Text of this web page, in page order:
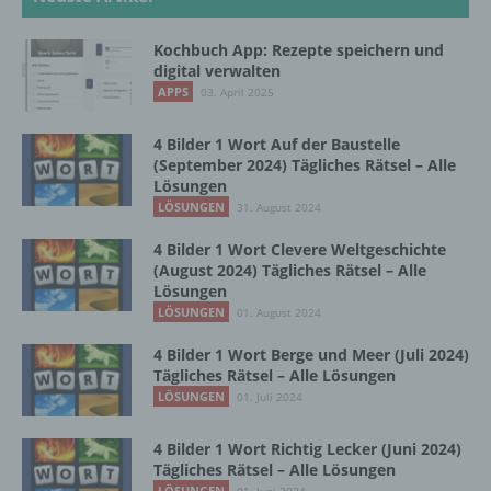
Kochbuch App: Rezepte speichern und
digital verwalten
APPS 03. April 2025
4 Bilder 1 Wort Auf der Baustelle
(September 2024) Tägliches Rätsel – Alle
Lösungen
LÖSUNGEN 31. August 2024
4 Bilder 1 Wort Clevere Weltgeschichte
(August 2024) Tägliches Rätsel – Alle
Lösungen
LÖSUNGEN 01. August 2024
4 Bilder 1 Wort Berge und Meer (Juli 2024)
Tägliches Rätsel – Alle Lösungen
LÖSUNGEN 01. Juli 2024
4 Bilder 1 Wort Richtig Lecker (Juni 2024)
Tägliches Rätsel – Alle Lösungen
automatisierter Verfahren ausgeführte
Zusammenhang mit personenbezogenen
Daten wie das Erheben, das Erfassen, die
Organisation, das Ordnen, die Speicherung,
Auslesen, das Abfragen, die Verwendung,
die Offenlegung durch Übermittlung,
Verbreitung oder eine andere Form der
Bereitstellung, den Abgleich oder die
Löschen oder die Vernichtung.
d) Einschränkung der Verarbeitung
Einschränkung der Verarbeitung ist die
Markierung gespeicherter
personenbezogener Daten mit dem Ziel, ihre
künftige Verarbeitung einzuschränken.